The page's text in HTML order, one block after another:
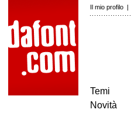
Il mio profilo |
Temi
Novità